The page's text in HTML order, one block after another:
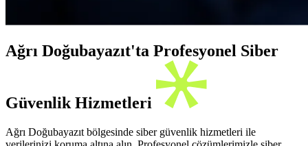
Ağrı Doğubayazıt'ta Profesyonel Siber
Güvenlik Hizmetleri
Ağrı Doğubayazıt bölgesinde siber güvenlik hizmetleri ile